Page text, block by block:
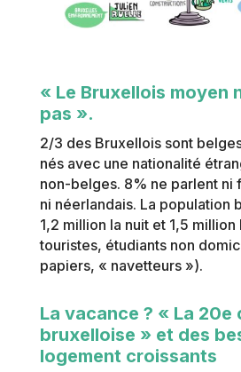
« Le Bruxellois moyen
pas ».
2/3 des Bruxellois sont
nés avec une nationalité
non-belges. 8% ne parlent ni
ni néerlandais. La population
1,2 million la nuit et 1,5
touristes, étudiants non
papiers, « navetteurs »).
La vacance ? « La 20e
bruxelloise » et des
logement croissants